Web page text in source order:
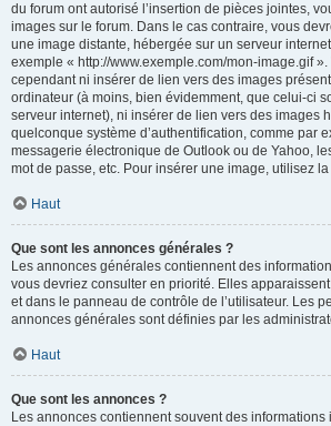
du forum ont autorisé l’insertion de pièces jointes,
images sur le forum. Dans le cas contraire, vous
une image distante, hébergée sur un serveur
exemple « http://www.exemple.com/mon-image.gif
cependant ni insérer de lien vers des images
ordinateur (à moins, bien évidemment, que celui-ci
serveur internet), ni insérer de lien vers des images
quelconque système d’authentification, comme par
messagerie électronique de Outlook ou de Yahoo,
mot de passe, etc. Pour insérer une image, utilisez
Haut
Que sont les annonces générales ?
Les annonces générales contiennent des
vous devriez consulter en priorité. Elles
et dans le panneau de contrôle de l’utilisateur. Les
annonces générales sont définies par les
Haut
Que sont les annonces ?
Les annonces contiennent souvent des informations